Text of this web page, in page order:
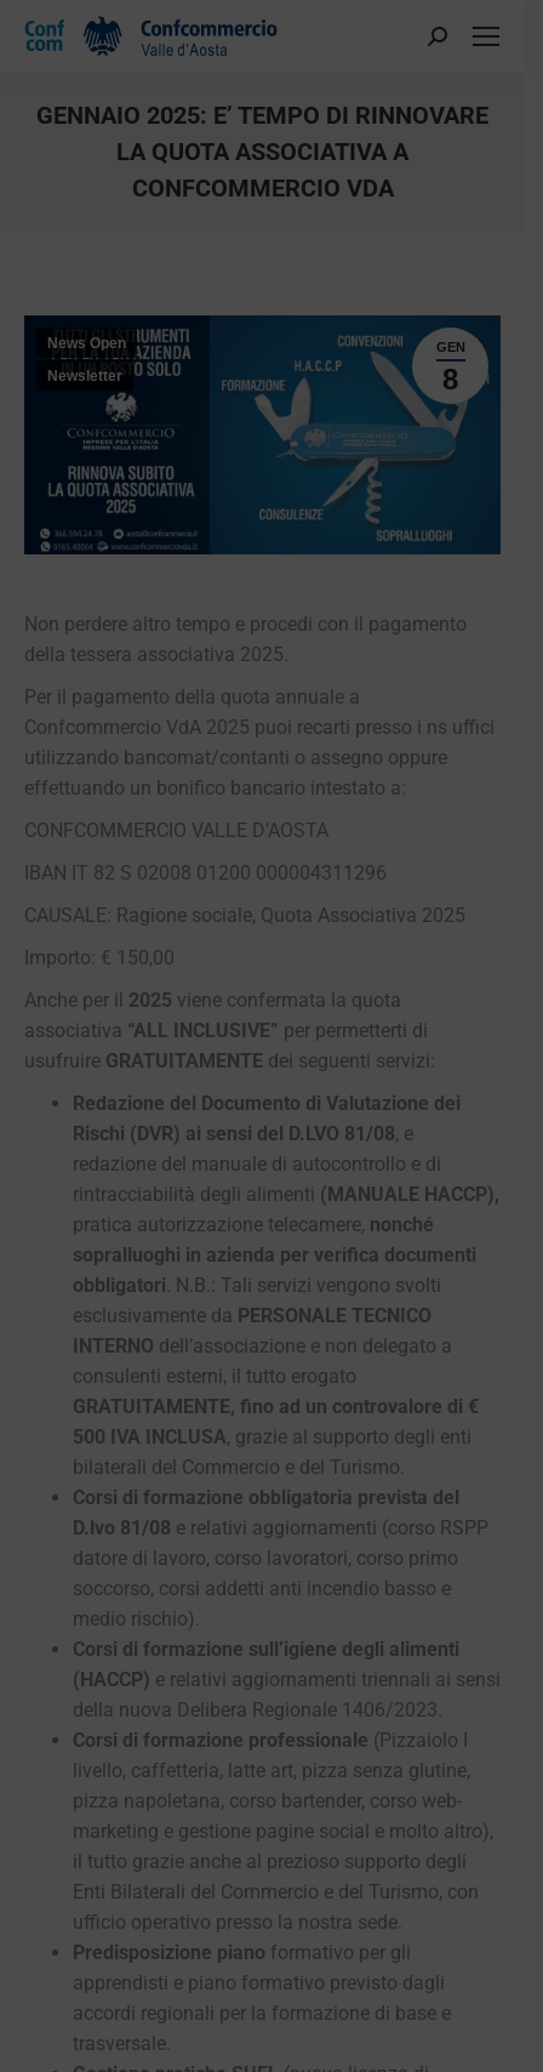
GENNAIO 2025: E’ TEMPO DI RINNOVARE
LA QUOTA ASSOCIATIVA A
CONFCOMMERCIO VDA
GEN
8
News Open
Newsletter
Non perdere altro tempo e procedi con il pagamento
della tessera associativa 2025.
Per il pagamento della quota annuale a
Confcommercio VdA 2025 puoi recarti presso i ns uffici
utilizzando bancomat/contanti o assegno oppure
effettuando un bonifico bancario intestato a:
CONFCOMMERCIO VALLE D'AOSTA
IBAN IT 82 S 02008 01200 000004311296
CAUSALE: Ragione sociale, Quota Associativa 2025
Importo: € 150,00
Anche per il 2025 viene confermata la quota
associativa “ALL INCLUSIVE” per permetterti di
usufruire GRATUITAMENTE dei seguenti servizi:
Redazione del Documento di Valutazione dei
Rischi (DVR) ai sensi del D.LVO 81/08, e
redazione del manuale di autocontrollo e di
rintracciabilità degli alimenti (MANUALE HACCP),
pratica autorizzazione telecamere, nonché
sopralluoghi in azienda per verifica documenti
obbligatori . N.B.: Tali servizi vengono svolti
esclusivamente da PERSONALE TECNICO
INTERNO dell’associazione e non delegato a
consulenti esterni, il tutto erogato
GRATUITAMENTE, fino ad un controvalore di €
500 IVA INCLUSA, grazie al supporto degli enti
bilaterali del Commercio e del Turismo.
Corsi di formazione obbligatoria prevista del
D.lvo 81/08 e relativi aggiornamenti (corso RSPP
datore di lavoro, corso lavoratori, corso primo
soccorso, corsi addetti anti incendio basso e
medio rischio).
Corsi di formazione sull’igiene degli alimenti
(HACCP) e relativi aggiornamenti triennali ai sensi
della nuova Delibera Regionale 1406/2023.
Corsi di formazione professionale (Pizzaiolo I
livello, caffetteria, latte art, pizza senza glutine,
pizza napoletana, corso bartender, corso web-
marketing e gestione pagine social e molto altro),
il tutto grazie anche al prezioso supporto degli
Enti Bilaterali del Commercio e del Turismo, con
ufficio operativo presso la nostra sede.
Predisposizione piano formativo per gli
apprendisti e piano formativo previsto dagli
accordi regionali per la formazione di base e
trasversale.